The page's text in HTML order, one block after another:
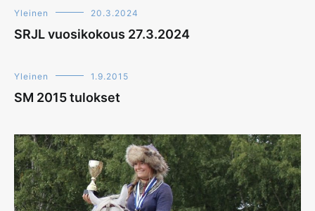
Yleinen 20.3.2024
SRJL vuosikokous 27.3.2024
Yleinen 1.9.2015
SM 2015 tulokset